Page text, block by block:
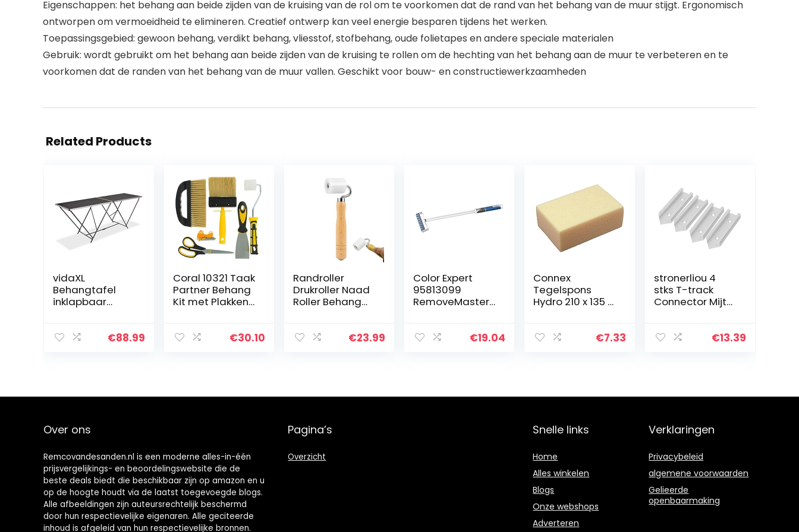
Eigenschappen: het behang aan beide zijden van de kruising van de rol om te voorkomen dat de rand van het behang van de muur stijgt. Ergonomisch
ontworpen om vermoeidheid te elimineren. Creatief ontwerp kan veel energie besparen tijdens het werken.
Toepassingsgebied: gewoon behang, verdikt behang, vliesstof, stofbehang, oude folietapes en andere speciale materialen
Gebruik: wordt gebruikt om het behang aan beide zijden van de kruising te rollen om de hechting van het behang aan de muur te verbeteren en te
voorkomen dat de randen van het behang van de muur vallen. Geschikt voor bouw- en constructiewerkzaamheden
Related Products
vidaXL
Behangtafel
inklapbaar
aluminium
€88.99
Coral 10321 Taak
Partner Behang
Kit met Plakken
Gereedschap
€30.10
Randroller
Drukroller Naad
Roller Behang
Wallpaper
€23.99
Color Expert
95813099
RemoveMaster
prikkelrol
€19.04
Connex
Tegelspons
Hydro 210 x 135 x
€7.33
stronerliou 4
stks T-track
Connector Mijter
Connector Voor
€13.39
Over ons
Remcovandesanden.nl is een moderne alles-in-één
prijsvergelijkings- en beoordelingswebsite die de
beste deals biedt die beschikbaar zijn op amazon en u
op de hoogte houdt via de laatst toegevoegde blogs.
Alle afbeeldingen zijn auteursrechtelijk beschermd
door hun respectievelijke eigenaren. Alle geciteerde
inhoud is afgeleid van hun respectievelijke bronnen.
Pagina’s
Overzicht
Snelle links
Home
Alles winkelen
Blogs
Onze webshops
Adverteren
Verklaringen
Privacybeleid
algemene voorwaarden
Gelieerde
openbaarmaking